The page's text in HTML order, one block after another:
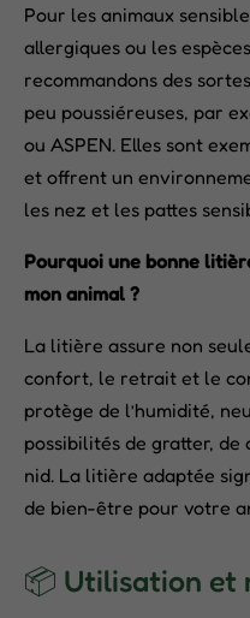
Pour les animaux
allergiques ou les
recommandons des
peu poussiéreuses, par
ou ASPEN. Elles sont
et offrent un
les nez et les pattes
Pourquoi une bonne
mon animal ?
La litière assure non
confort, le retrait et le
protège de l’humidité,
possibilités de gratter,
nid. La litière adaptée
de bien-être pour votre
📦 Utilisation et